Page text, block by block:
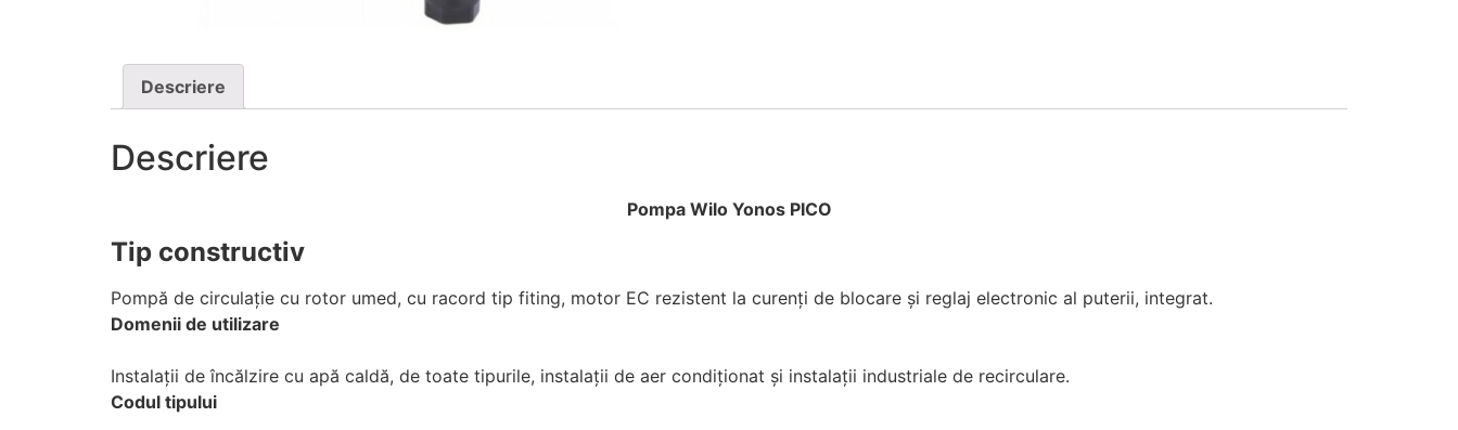
Descriere
Descriere
Pompa Wilo Yonos PICO
Tip constructiv
Pompă de circulaţie cu rotor umed, cu racord tip fiting, motor EC rezistent la curenţi de blocare şi reglaj electronic al puterii, integrat.
Domenii de utilizare
Instalaţii de încălzire cu apă caldă, de toate tipurile, instalaţii de aer condiţionat şi instalaţii industriale de recirculare.
Codul tipului